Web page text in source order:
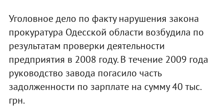
Уголовное дело по факту нарушения закона
прокуратура Одесской области возбудила по
результатам проверки деятельности
предприятия в 2008 году. В течение 2009 года
руководство завода погасило часть
задолженности по зарплате на сумму 40 тыс.
грн.